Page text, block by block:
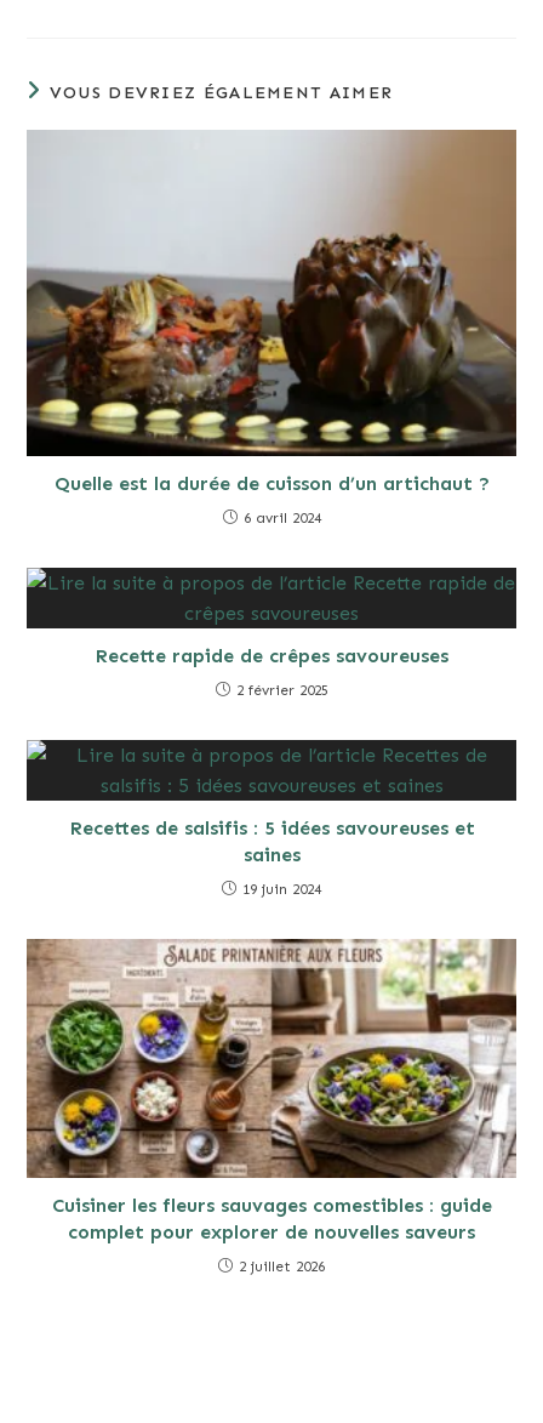
VOUS DEVRIEZ ÉGALEMENT AIMER
Quelle est la durée de cuisson d’un artichaut ?
6 avril 2024
Recette rapide de crêpes savoureuses
2 février 2025
Recettes de salsifis : 5 idées savoureuses et
saines
19 juin 2024
Cuisiner les fleurs sauvages comestibles : guide
complet pour explorer de nouvelles saveurs
2 juillet 2026